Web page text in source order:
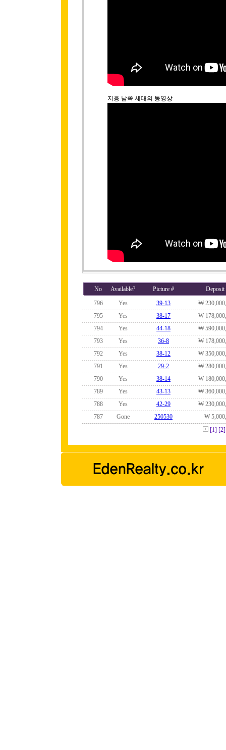
지층 남쪽 세대의 동영상
No Available? Picture #
Deposit
796
Yes 39-13
₩
795
Yes 38-17
₩
794
Yes 44-18
₩
793
Yes 36-8
₩
792
Yes 38-12
₩
791
Yes 29-2
₩
790
Yes 38-14
₩
789
Yes 43-13
₩
788
Yes 42-29
₩
787
Gone 250530
₩
[1] [2]